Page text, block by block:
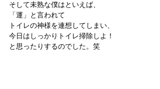
そして未熟な僕はといえば、
「運」と言われて
トイレの神様を連想してしまい、
今日はしっかりトイレ掃除しよ！
と思ったりするのでした。笑